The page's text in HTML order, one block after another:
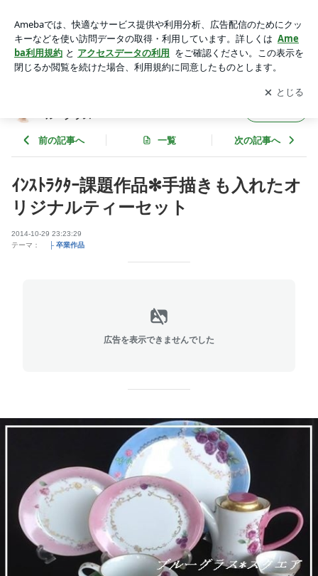
岡山・倉敷 ポーセラーツサロン✽スタジオブルーグラス
アプリをダウンロードして ブログの更新通知
を受け取りまし
ょう。
開く
ルーグラス
前の記事へ 一覧 次の記事へ
ｲﾝｽﾄﾗｸﾀｰ課題作品✻手描きも入れたオ
リジナルティーセット
2014-10-29 23:23:29
テーマ：
├ 卒業作品
広告を表示できませんでした